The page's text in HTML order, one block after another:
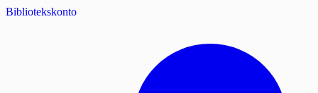
Bibliotekskonto